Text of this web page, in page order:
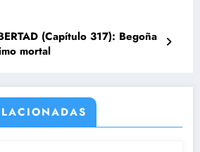
(Capítulo 317): Begoña
mortal